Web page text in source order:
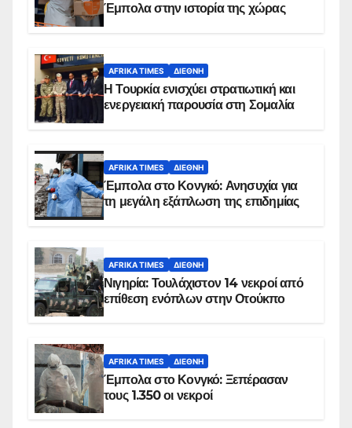
Έμπολα στην ιστορία της χώρας
AFRIKA TIMES ΔΙΕΘΝΉ
Η Τουρκία ενισχύει στρατιωτική και
ενεργειακή παρουσία στη Σομαλία
AFRIKA TIMES ΔΙΕΘΝΉ
Έμπολα στο Κονγκό: Ανησυχία για
τη μεγάλη εξάπλωση της επιδημίας
AFRIKA TIMES ΔΙΕΘΝΉ
Νιγηρία: Τουλάχιστον 14 νεκροί από
επίθεση ενόπλων στην Οτούκπο
AFRIKA TIMES ΔΙΕΘΝΉ
Έμπολα στο Κονγκό: Ξεπέρασαν
τους 1.350 οι νεκροί